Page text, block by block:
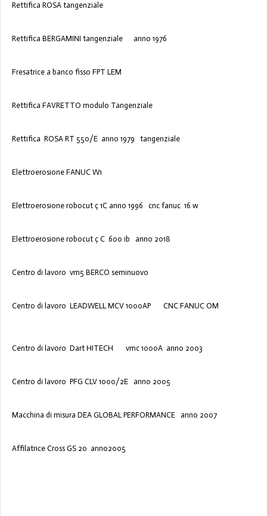
Rettifica ROSA tangenziale
Rettifica BERGAMINI tangenziale anno 1976
Fresatrice a banco fisso FPT LEM
Rettifica FAVRETTO modulo Tangenziale
Rettifica ROSA RT 550/E anno 1979 tangenziale
Elettroerosione FANUC W1
Elettroerosione robocut ç 1C anno 1996 cnc fanuc 16 w
Elettroerosione robocut ç C 600 ib anno 2018
Centro di lavoro vm5 BERCO seminuovo
Centro di lavoro LEADWELL MCV 1000AP CNC FANUC OM
Centro di lavoro Dart HITECH vmc 1000A anno 2003
Centro di lavoro PFG CLV 1000/2E anno 2005
Macchina di misura DEA GLOBAL PERFORMANCE anno 2007
Affilatrice Cross GS 20 anno2005